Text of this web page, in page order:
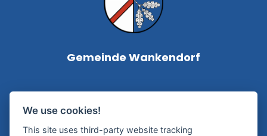
Gemeinde Wankendorf
Kampstraße 1
We use cookies!
This site uses third-party website tracking